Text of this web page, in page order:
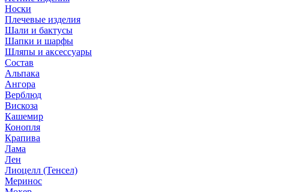
Носки
Плечевые изделия
Шали и бактусы
Шапки и шарфы
Шляпы и аксессуары
Состав
Альпака
Ангора
Верблюд
Вискоза
Кашемир
Конопля
Крапива
Лама
Лен
Лиоцелл (Тенсел)
Меринос